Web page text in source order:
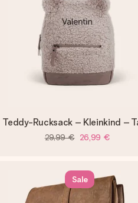
Teddy-Rucksack – Kleinkind –
29,99 € 26,99 €
Sale